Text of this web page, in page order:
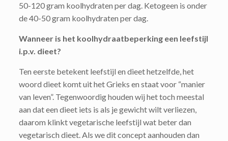
50-120 gram koolhydraten per dag. Ketogeen is onder
de 40-50 gram koolhydraten per dag.
Wanneer is het koolhydraatbeperking een leefstijl
i.p.v. dieet?
Ten eerste betekent leefstijl en dieet hetzelfde, het
woord dieet komt uit het Grieks en staat voor “manier
van leven”. Tegenwoordig houden wij het toch meestal
aan dat een dieet iets is als je gewicht wilt verliezen,
daarom klinkt vegetarische leefstijl wat beter dan
vegetarisch dieet. Als we dit concept aanhouden dan